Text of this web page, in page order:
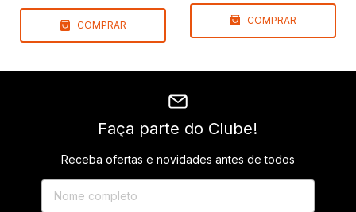
COMPRAR COMPRAR
Faça parte do Clube!
Receba ofertas e novidades antes de todos